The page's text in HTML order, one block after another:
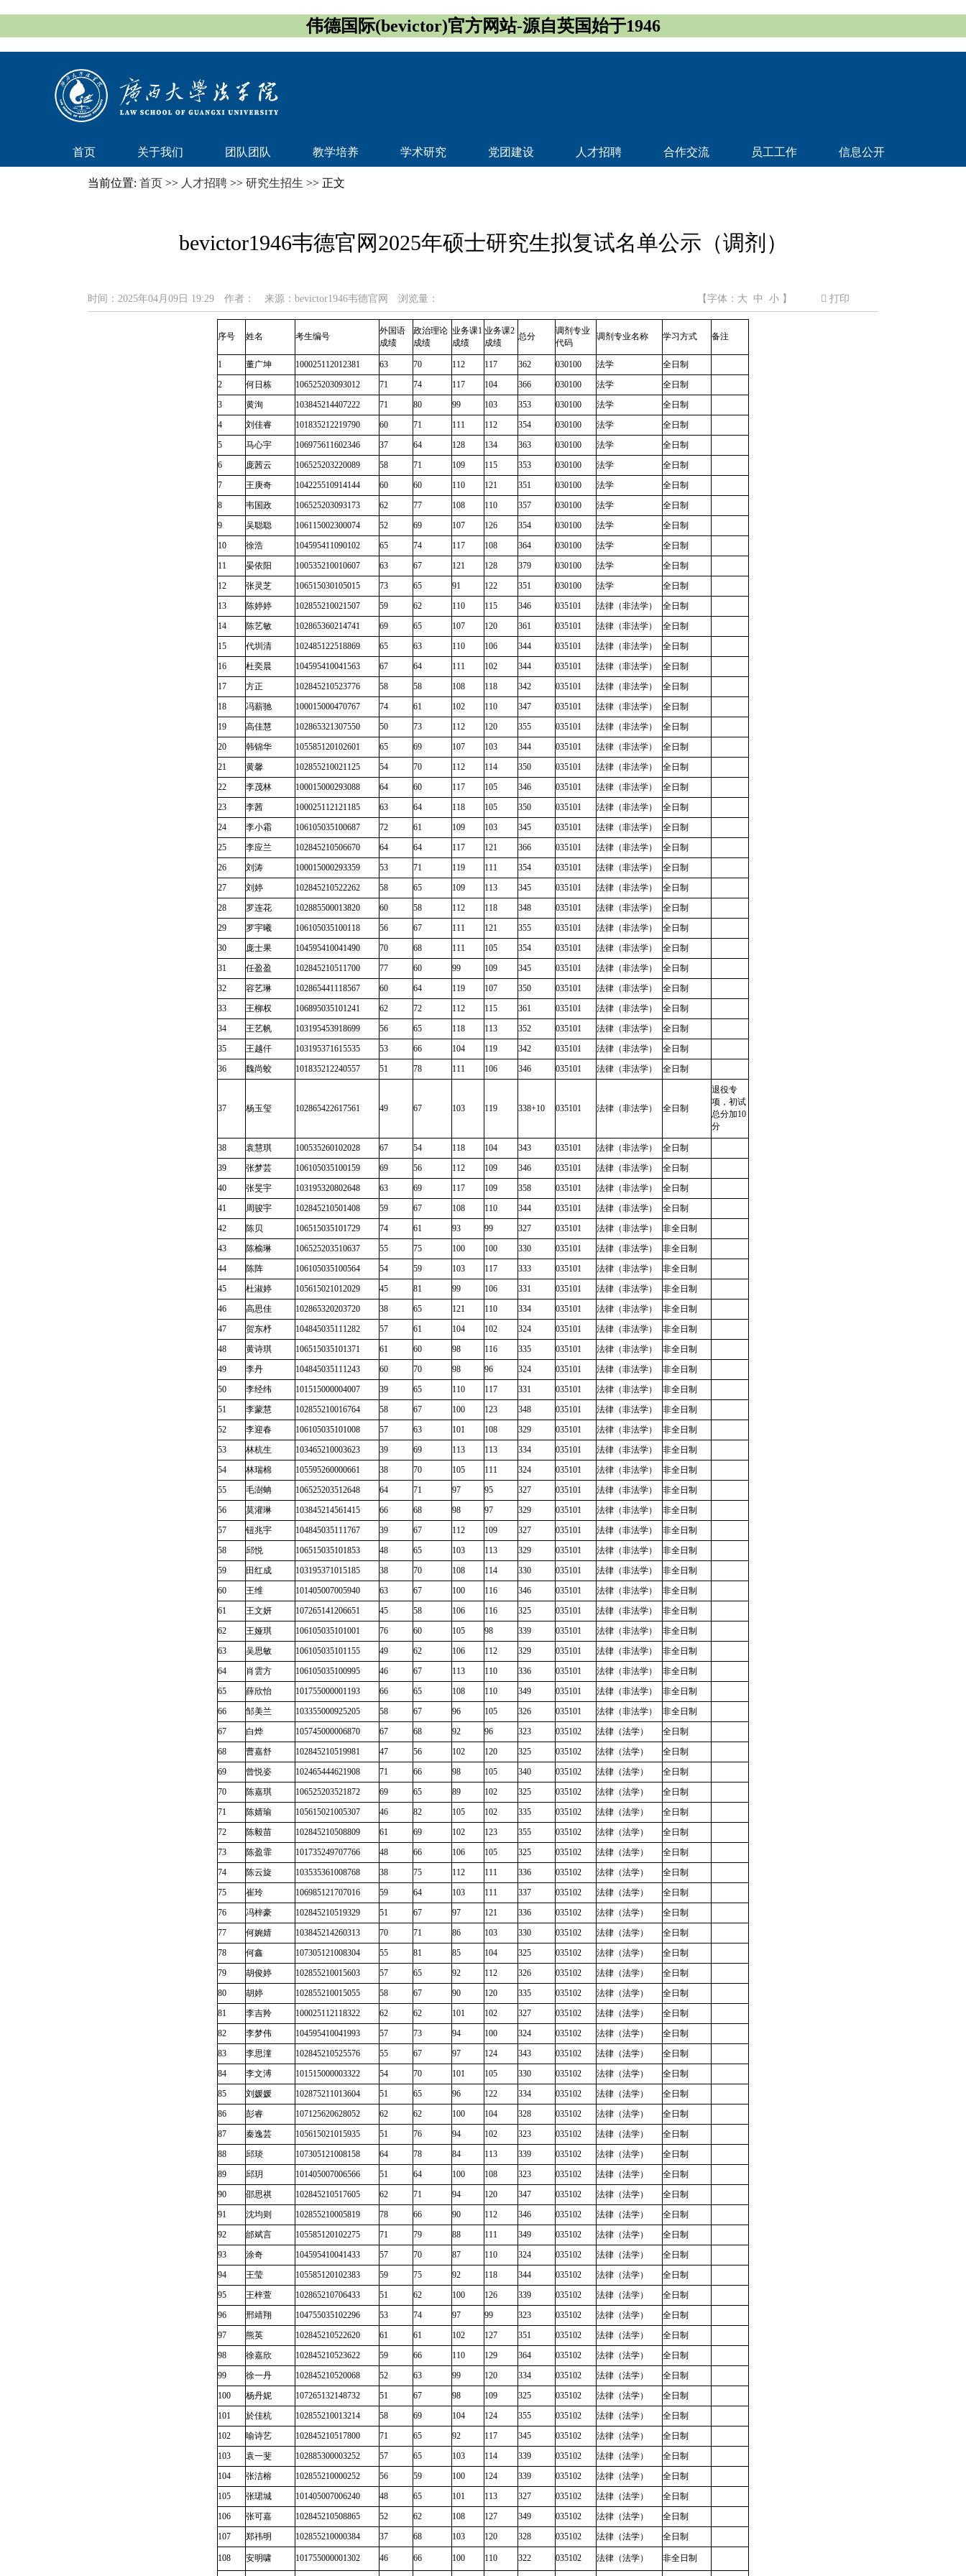
伟德国际(bevictor)官方网站-源自英国始于1946
首页 关于我们 团队团队 教学培养 学术研究 党团建设 人才招聘 合作交流 员工工作 信息公开
当前位置: 首页 >> 人才招聘 >> 研究生招生 >> 正文
bevictor1946韦德官网2025年硕士研究生拟复试名单公示（调剂）
时间：2025年04月09日 19:29 作者： 来源：bevictor1946韦德官网 浏览量： 打印
【字体： 大 中 小 】
序号 姓名 考生编号
外国语
成绩
政治理论
成绩
业务课1
成绩
业务课2
成绩
总分
调剂专业
代码
调剂专业名称 学习方式 备注
1 董广坤 100025112012381 63 70 112 117 362 030100 法学
全日制
2
何日栋 106525203093012 71 74 117 104 366 030100 法学
全日制
3
黄洵 103845214407222 71 80 99 103 353 030100 法学
全日制
4
刘佳睿 101835212219790 60 71 111 112 354 030100 法学
全日制
5
马心宇 106975611602346 37 64 128 134 363 030100 法学
全日制
6
庞茜云 106525203220089 58 71 109 115 353 030100 法学
全日制
7
王庚奇 104225510914144 60 60 110 121 351 030100 法学
全日制
8
韦国政 106525203093173 62 77 108 110 357 030100 法学
全日制
9
吴聪聪 106115002300074 52 69 107 126 354 030100 法学
全日制
10
徐浩 104595411090102 65 74 117 108 364 030100 法学
全日制
11
晏依阳 100535210010607 63 67 121 128 379 030100 法学
全日制
12
张灵芝 106515030105015 73 65 91 122 351 030100 法学
全日制
13
陈婷婷 102855210021507 59 62 110 115 346 035101 法律（非法学）
全日制
14
陈艺敏 102865360214741 69 65 107 120 361 035101 法律（非法学）
全日制
15
代圳清 102485122518869 65 63 110 106 344 035101 法律（非法学）
全日制
16
杜奕晨 104595410041563 67 64 111 102 344 035101 法律（非法学）
全日制
17
方正 102845210523776 58 58 108 118 342 035101 法律（非法学）
全日制
18
冯薪驰 100015000470767 74 61 102 110 347 035101 法律（非法学）
全日制
19
高佳慧 102865321307550 50 73 112 120 355 035101 法律（非法学）
全日制
20
韩锦华 105585120102601 65 69 107 103 344 035101 法律（非法学）
全日制
21
黄馨 102855210021125 54 70 112 114 350 035101 法律（非法学）
全日制
22
李茂林 100015000293088 64 60 117 105 346 035101 法律（非法学）
全日制
23
李茜 100025112121185 63 64 118 105 350 035101 法律（非法学）
全日制
24
李小霜 106105035100687 72 61 109 103 345 035101 法律（非法学）
全日制
25
李应兰 102845210506670 64 64 117 121 366 035101 法律（非法学）
全日制
26
刘涛 100015000293359 53 71 119 111 354 035101 法律（非法学）
全日制
27
刘婷 102845210522262 58 65 109 113 345 035101 法律（非法学）
全日制
28
罗连花 102885500013820 60 58 112 118 348 035101 法律（非法学）
全日制
29
罗宇曦 106105035100118 56 67 111 121 355 035101 法律（非法学）
全日制
30
庞士果 104595410041490 70 68 111 105 354 035101 法律（非法学）
全日制
31
任盈盈 102845210511700 77 60 99 109 345 035101 法律（非法学）
全日制
32
容艺琳 102865441118567 60 64 119 107 350 035101 法律（非法学）
全日制
33
王柳权 106895035101241 62 72 112 115 361 035101 法律（非法学）
全日制
34
王艺帆 103195453918699 56 65 118 113 352 035101 法律（非法学）
全日制
35
王越仟 103195371615535 53 66 104 119 342 035101 法律（非法学）
全日制
36
魏尚蛟 101835212240557 51 78 111 106 346 035101 法律（非法学） 全日制
37 杨玉玺 102865422617561 49 67 103 119 338+10 035101 法律（非法学） 全日制
退役专
项，初试
总分加10
分
38 袁慧琪 100535260102028 67 54 118 104 343 035101 法律（非法学）
全日制
39
张梦芸 106105035100159 69 56 112 109 346 035101 法律（非法学）
全日制
40
张旻宇 103195320802648 63 69 117 109 358 035101 法律（非法学）
全日制
41
周骏宇 102845210501408 59 67 108 110 344 035101 法律（非法学）
全日制
42
陈贝 106515035101729 74 61 93 99 327 035101 法律（非法学）
非全日制
43
陈榆琳 106525203510637 55 75 100 100 330 035101 法律（非法学）
非全日制
44
陈阵 106105035100564 54 59 103 117 333 035101 法律（非法学）
非全日制
45
杜淑婷 105615021012029 45 81 99 106 331 035101 法律（非法学）
非全日制
46
高思佳 102865320203720 38 65 121 110 334 035101 法律（非法学）
非全日制
47
贺东杼 104845035111282 57 61 104 102 324 035101 法律（非法学）
非全日制
48
黄诗琪 106515035101371 61 60 98 116 335 035101 法律（非法学）
非全日制
49
李丹 104845035111243 60 70 98 96 324 035101 法律（非法学）
非全日制
50
李经纬 101515000004007 39 65 110 117 331 035101 法律（非法学）
非全日制
51
李蒙慧 102855210016764 58 67 100 123 348 035101 法律（非法学）
非全日制
52
李迎春 106105035101008 57 63 101 108 329 035101 法律（非法学）
非全日制
53
林杭生 103465210003623 39 69 113 113 334 035101 法律（非法学）
非全日制
54
林瑞棉 105595260000661 38 70 105 111 324 035101 法律（非法学）
非全日制
55
毛澍蚺 106525203512648 64 71 97 95 327 035101 法律（非法学）
非全日制
56
莫灌琳 103845214561415 66 68 98 97 329 035101 法律（非法学）
非全日制
57
钮兆宇 104845035111767 39 67 112 109 327 035101 法律（非法学）
非全日制
58
邱悦 106515035101853 48 65 103 113 329 035101 法律（非法学）
非全日制
59
田红成 103195371015185 38 70 108 114 330 035101 法律（非法学）
非全日制
60
王维 101405007005940 63 67 100 116 346 035101 法律（非法学）
非全日制
61
王文妍 107265141206651 45 58 106 116 325 035101 法律（非法学）
非全日制
62
王娅琪 106105035101001 76 60 105 98 339 035101 法律（非法学）
非全日制
63
吴思敏 106105035101155 49 62 106 112 329 035101 法律（非法学）
非全日制
64
肖雲方 106105035100995 46 67 113 110 336 035101 法律（非法学）
非全日制
65
薛欣怡 101755000001193 66 65 108 110 349 035101 法律（非法学）
非全日制
66
邹美兰 103355000925205 58 67 96 105 326 035101 法律（非法学）
非全日制
67
白烨 105745000006870 67 68 92 96 323 035102 法律（法学）
全日制
68
曹嘉舒 102845210519981 47 56 102 120 325 035102 法律（法学）
全日制
69
曾悦姿 102465444621908 71 66 98 105 340 035102 法律（法学）
全日制
70
陈嘉琪 106525203521872 69 65 89 102 325 035102 法律（法学）
全日制
71
陈婧瑜 105615021005307 46 82 105 102 335 035102 法律（法学）
全日制
72
陈毅苗 102845210508809 61 69 102 123 355 035102 法律（法学）
全日制
73
陈盈霏 101735249707766 48 66 106 105 325 035102 法律（法学）
全日制
74
陈云旋 103535361008768 38 75 112 111 336 035102 法律（法学）
全日制
75
崔玲 106985121707016 59 64 103 111 337 035102 法律（法学）
全日制
76
冯梓豪 102845210519329 51 67 97 121 336 035102 法律（法学）
全日制
77
何婉婧 103845214260313 70 71 86 103 330 035102 法律（法学）
全日制
78
何鑫 107305121008304 55 81 85 104 325 035102 法律（法学）
全日制
79
胡俊婷 102855210015603 57 65 92 112 326 035102 法律（法学）
全日制
80
胡婷 102855210015055 58 67 90 120 335 035102 法律（法学）
全日制
81
李吉羚 100025112118322 62 62 101 102 327 035102 法律（法学）
全日制
82
李梦伟 104595410041993 57 73 94 100 324 035102 法律（法学）
全日制
83
李思潼 102845210525576 55 67 97 124 343 035102 法律（法学）
全日制
84
李文溥 101515000003322 54 70 101 105 330 035102 法律（法学）
全日制
85
刘媛媛 102875211013604 51 65 96 122 334 035102 法律（法学）
全日制
86
彭睿 107125620628052 62 62 100 104 328 035102 法律（法学）
全日制
87
秦逸芸 105615021015935 51 76 94 102 323 035102 法律（法学）
全日制
88
邱琰 107305121008158 64 78 84 113 339 035102 法律（法学）
全日制
89
邱玥 101405007006566 51 64 100 108 323 035102 法律（法学）
全日制
90
邵思祺 102845210517605 62 71 94 120 347 035102 法律（法学）
全日制
91
沈均则 102855210005819 78 66 90 112 346 035102 法律（法学）
全日制
92
邰斌言 105585120102275 71 79 88 111 349 035102 法律（法学）
全日制
93
涂奇 104595410041433 57 70 87 110 324 035102 法律（法学）
全日制
94
王莹 105585120102383 59 75 92 118 344 035102 法律（法学）
全日制
95
王梓萱 102865210706433 51 62 100 126 339 035102 法律（法学）
全日制
96
邢靖翔 104755035102296 53 74 97 99 323 035102 法律（法学）
全日制
97
熊英 102845210522620 61 61 102 127 351 035102 法律（法学）
全日制
98
徐嘉欣 102845210523622 59 66 110 129 364 035102 法律（法学）
全日制
99
徐一丹 102845210520068 52 63 99 120 334 035102 法律（法学）
全日制
100
杨丹妮 107265132148732 51 67 98 109 325 035102 法律（法学）
全日制
101
於佳杭 102855210013214 58 69 104 124 355 035102 法律（法学）
全日制
102
喻诗艺 102845210517800 71 65 92 117 345 035102 法律（法学）
全日制
103
袁一斐 102885300003252 57 65 103 114 339 035102 法律（法学）
全日制
104
张洁榕 102855210000252 56 59 100 124 339 035102 法律（法学）
全日制
105
张珺城 101405007006240 48 65 101 113 327 035102 法律（法学）
全日制
106
张可嘉 102845210508865 52 62 108 127 349 035102 法律（法学）
全日制
107
郑祎明 102855210000384 37 68 103 120 328 035102 法律（法学） 全日制
108 安明啸 101755000001302 46 66 100 110 322 035102 法律（法学） 非全日制